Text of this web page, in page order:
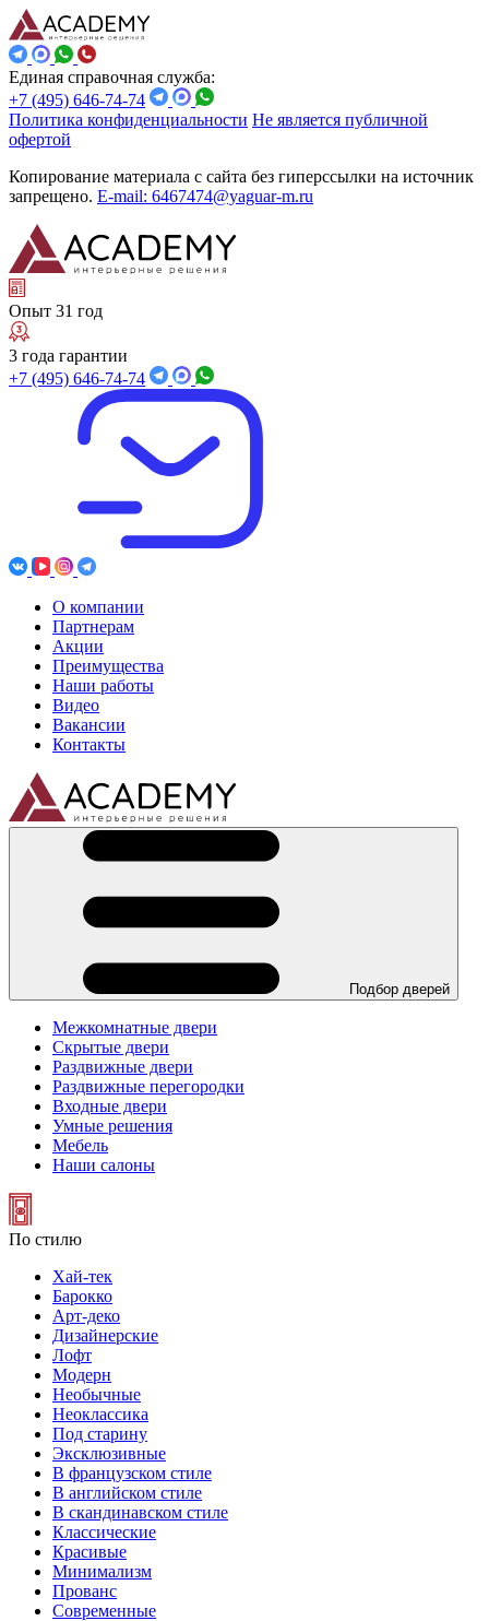
Единая справочная служба:
+7 (495) 646-74-74
Политика конфиденциальности Не является публичной
офертой
Копирование материала с сайта без гиперссылки на источник
запрещено. E-mail: 6467474@yaguar-m.ru
Опыт 31 год
3 года гарантии
+7 (495) 646-74-74
О компании
Партнерам
Акции
Преимущества
Наши работы
Видео
Вакансии
Контакты
Подбор дверей
Межкомнатные двери
Скрытые двери
Раздвижные двери
Раздвижные перегородки
Входные двери
Умные решения
Мебель
Наши салоны
По стилю
Хай-тек
Барокко
Арт-деко
Дизайнерские
Лофт
Модерн
Необычные
Неоклассика
Под старину
Эксклюзивные
В французском стиле
В английском стиле
В скандинавском стиле
Классические
Красивые
Минимализм
Прованс
Современные